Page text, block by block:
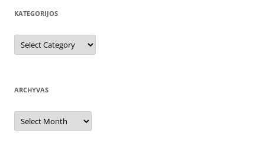
KATEGORIJOS
Kategorijos
ARCHYVAS
Archyvas